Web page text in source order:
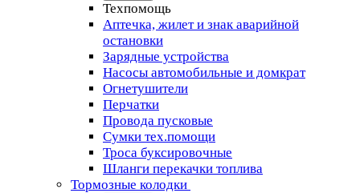
Техпомощь
Аптечка, жилет и знак аварийной
остановки
Зарядные устройства
Насосы автомобильные и домкрат
Огнетушители
Перчатки
Провода пусковые
Сумки тех.помощи
Троса буксировочные
Шланги перекачки топлива
Тормозные колодки